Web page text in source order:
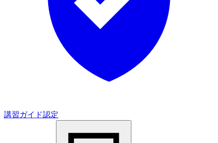
講習ガイド認定